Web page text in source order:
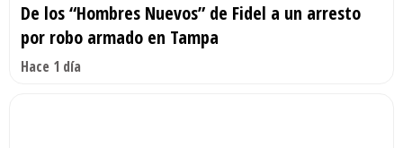
De los “Hombres Nuevos” de Fidel a un arresto
por robo armado en Tampa
Hace 1 día